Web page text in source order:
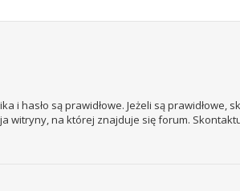
hasło są prawidłowe. Jeżeli są prawidłowe,
na której znajduje się forum.